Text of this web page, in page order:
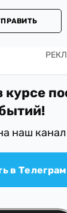
курсе
наш канал
в